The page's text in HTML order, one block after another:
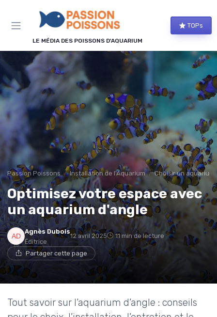
LE MÉDIA DES POISSONS D'AQUARIUM
TOPs
Passion Poissons Installation de l'Aquarium Choisir un aquarium
Optimisez votre espace avec
un aquarium d'angle
Agnès Dubois
Éditrice
12 avril 2025 11 min de lecture
Partager cette page
Tout savoir sur l’aquarium d’angle : conseils